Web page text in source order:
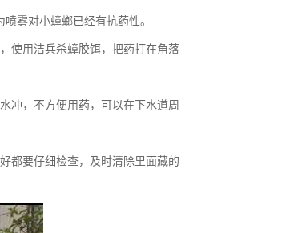
雾对小蟑螂已经有抗药性。
使用洁兵杀蟑胶饵，把药打在角落
冲，不方便用药，可以在下水道周
都要仔细检查，及时清除里面藏的